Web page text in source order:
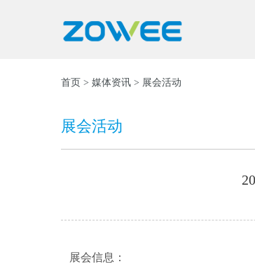
首页 > 媒体资讯 > 展会活动
展会活动
展会信息：